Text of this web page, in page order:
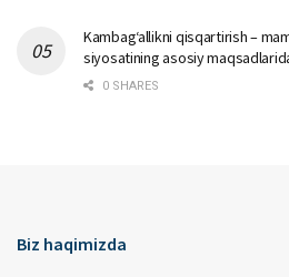
Kambag‘allikni qisqartirish –
siyosatining asosiy
0 SHARES
Biz haqimizda